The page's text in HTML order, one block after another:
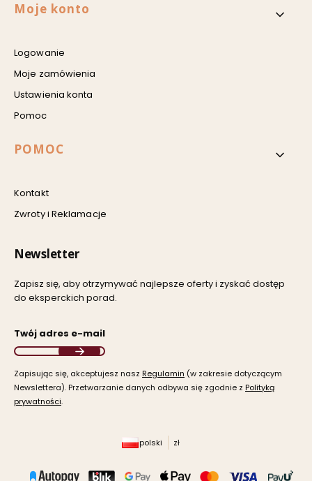
Moje konto
Logowanie
Moje zamówienia
Ustawienia konta
Pomoc
POMOC
Kontakt
Zwroty i Reklamacje
Newsletter
Zapisz się, aby otrzymywać najlepsze oferty i zyskać dostęp
do eksperckich porad.
Twój adres e-mail
Zapisując się, akceptujesz nasz ​ Regulamin ​​​ (w zakresie dotyczącym
Newslettera). Przetwarzanie danych odbywa się zgodnie z ​ Polityką
prywatności​​​.
polski zł